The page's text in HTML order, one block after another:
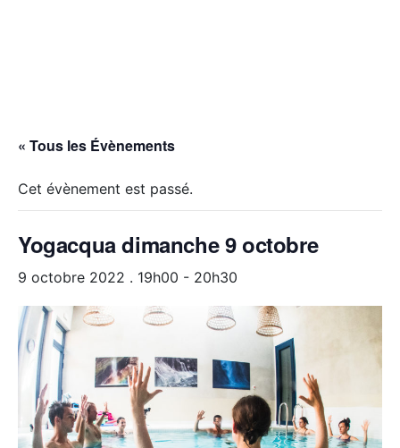
« Tous les Évènements
Cet évènement est passé.
Yogacqua dimanche 9 octobre
9 octobre 2022 . 19h00 - 20h30